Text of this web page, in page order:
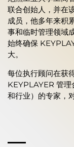
联合创始人，并在
成员，他多年来积
事和临时管理领域
始终确保
大。
每位执行顾问在获
KEYPLAYER 管理
和行业）的专家，